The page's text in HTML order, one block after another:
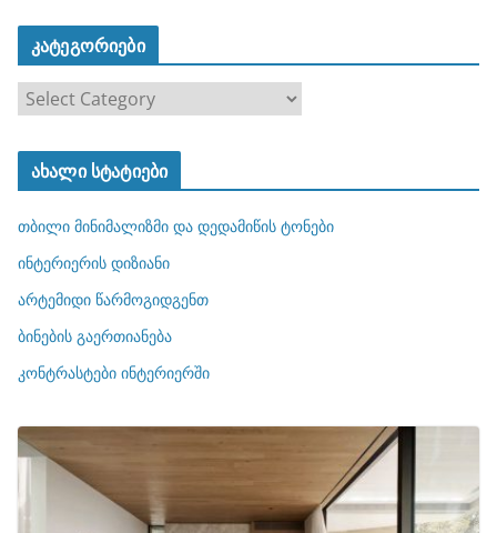
კატეგორიები
ა
ტ
ო
რ
ბ
ი
ახალი სტატიები
თბილი მინიმალიზმი და დედამიწის ტონები
ინტერიერის დიზიანი
არტემიდი წარმოგიდგენთ
ბინების გაერთიანება
კონტრასტები ინტერიერში